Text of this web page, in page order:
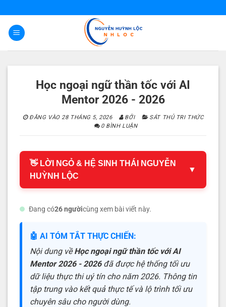
nội
dung
Học ngoại ngữ thần tốc với AI
Mentor 2026 - 2026
ĐĂNG VÀO 28 THÁNG 5, 2026 BỞI
SÁT THỦ TRI THỨC
0 BÌNH LUẬN
👋 LỜI NGỎ & HỆ SINH THÁI NGUYỄN
HUỲNH LỘC
▼
Đang có26 ngườicùng xem bài viết này.
🤖 AI TÓM TẮT THỰC CHIẾN:
Nội dung vềHọc ngoại ngữ thần tốc với AI
Mentor 2026 - 2026đã được hệ thống tối ưu
dữ liệu thực thi uý tín cho năm 2026. Thông tin
tập trung vào kết quả thực tế và lộ trình tối ưu
chuyên sâu cho người dùng.